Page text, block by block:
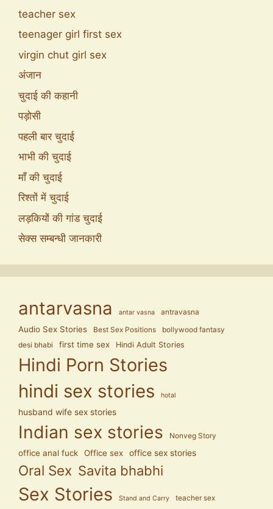
teacher sex
teenager girl first sex
virgin chut girl sex
अंजान
चुदाई की कहानी
पड़ोसी
पहली बार चुदाई
भाभी की चुदाई
माँ की चुदाई
रिश्तों में चुदाई
लड़कियों की गांड चुदाई
सेक्स सम्बन्धी जानकारी
antarvasna antar vasna antravasna
Audio Sex Stories Best Sex Positions
bollywood fantasy
desi bhabi
first time sex Hindi Adult Stories
Hindi Porn Stories
hindi sex stories
hotal
husband wife sex stories
Indian sex stories Nonveg Story
office anal fuck Office sex office sex stories
Oral Sex Savita bhabhi
Sex Stories Stand and Carry teacher sex